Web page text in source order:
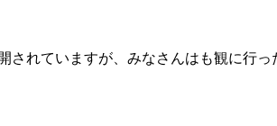
されていますが、みなさんはも観に行っ